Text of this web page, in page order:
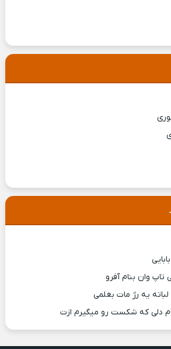
وان بنام آفرو
یه رژ مات بغلمی
دلی که شکست رو میگیرم ازت